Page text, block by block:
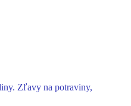
Zľavy na potraviny,